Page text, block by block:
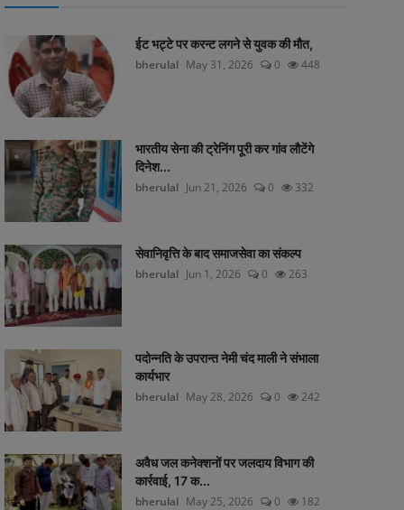
ईट भट्टे पर करन्ट लगने से युवक की मौत,
bherulal May 31, 2026 0 448
भारतीय सेना की ट्रेनिंग पूरी कर गांव लौटेंगे
दिनेश...
bherulal Jun 21, 2026 0 332
सेवानिवृत्ति के बाद समाजसेवा का संकल्प
bherulal Jun 1, 2026 0 263
पदोन्नति के उपरान्त नेमी चंद माली ने संभाला
कार्यभार
bherulal May 28, 2026 0 242
अवैध जल कनेक्शनों पर जलदाय विभाग की
कार्रवाई, 17 क...
bherulal May 25, 2026 0 182